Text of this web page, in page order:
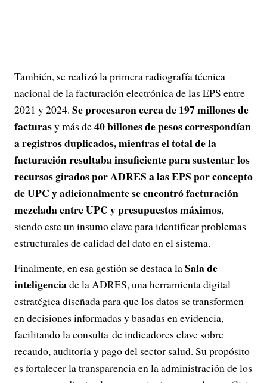
También, se realizó la primera radiografía técnica
nacional de la facturación electrónica de las EPS entre
2021 y 2024. Se procesaron cerca de 197 millones de
facturasy más de40 billones de pesos correspondían
a registros duplicados, mientras el total de la
facturación resultaba insuficiente para sustentar los
recursos girados por ADRES a las EPS por concepto
de UPC y adicionalmente se encontró facturación
mezclada entre UPC y presupuestos máximos,
siendo este un insumo clave para identificar problemas
estructurales de calidad del dato en el sistema.
Finalmente, en esa gestión se destaca laSala de
inteligenciade la ADRES, una herramienta digital
estratégica diseñada para que los datos se transformen
en decisiones informadas y basadas en evidencia,
facilitando la consulta de indicadores clave sobre
recaudo, auditoría y pago del sector salud. Su propósito
es fortalecer la transparencia en la administración de los